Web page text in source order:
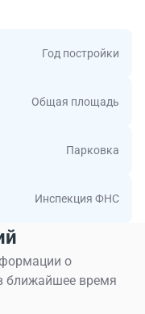
Год постройки
Общая площадь
Парковка
Инспекция ФНС
о
ближайшее время